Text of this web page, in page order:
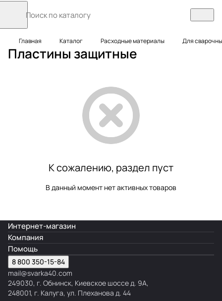
Главная Каталог Расходные материалы Для
Пластины защитные
К сожалению, раздел пуст
В данный момент нет активных товаров
Интернет-магазин
Компания
Помощь
8 800 350-15-84
mail@svarka40.com
249030, г. Обнинск, Киевское шоссе д. 9А,
248001, г. Калуга, ул. Плеханова д. 44